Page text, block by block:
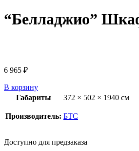
“Белладжио”
6 965 ₽
В корзину
Габариты
372 × 502 × 1940 см
Производитель: БТС
Доступно для предзаказа